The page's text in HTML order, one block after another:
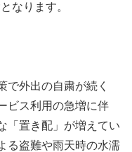
なります。
外出の自粛が続く
ビス利用の急増に伴
「置き配」が増えてい
る盗難や雨天時の水濡